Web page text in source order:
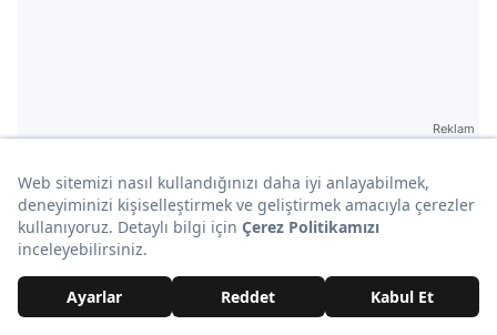
Reklam